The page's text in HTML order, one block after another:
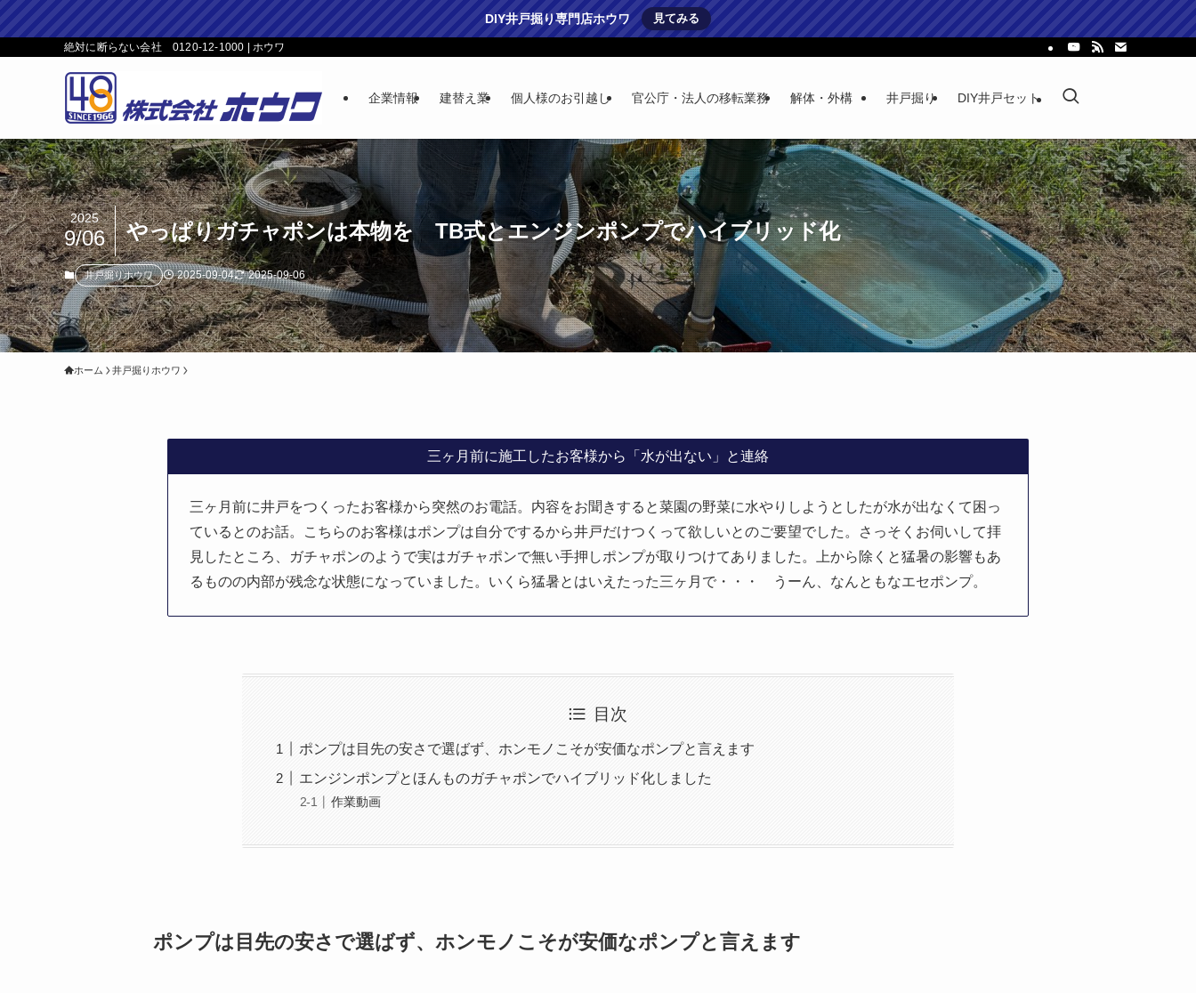
DIY井戸掘り専門店ホウワ 見てみる
絶対に断らない会社 0120-12-1000 | ホウワ
企業情報 建替え業 個人様のお引越し 官公庁・法人の移転業務 解体・外構 井戸掘り DIY井戸セット
やっぱりガチャポンは本物を TB式とエンジンポンプでハイブリッド化
2025
9/06
井戸掘りホウワ 2025-09-04 2025-09-06
ホーム 井戸掘りホウワ
三ヶ月前に施工したお客様から「水が出ない」と連絡
三ヶ月前に井戸をつくったお客様から突然のお電話。内容をお聞きすると菜園の野菜に水やりしようとしたが水が出なくて困っ
ているとのお話。こちらのお客様はポンプは自分でするから井戸だけつくって欲しいとのご要望でした。さっそくお伺いして拝
見したところ、ガチャポンのようで実はガチャポンで無い手押しポンプが取りつけてありました。上から除くと猛暑の影響もあ
るものの内部が残念な状態になっていました。いくら猛暑とはいえたった三ヶ月で・・・ うーん、なんともなエセポンプ。
目次
ポンプは目先の安さで選ばず、ホンモノこそが安価なポンプと言えます
エンジンポンプとほんものガチャポンでハイブリッド化しました
作業動画
ポンプは目先の安さで選ばず、ホンモノこそが安価なポンプと言えます